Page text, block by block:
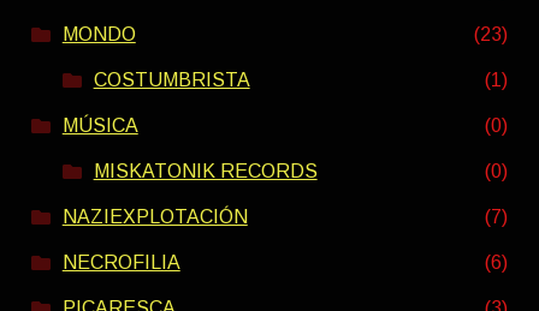
MONDO (23)
COSTUMBRISTA (1)
MÚSICA (0)
MISKATONIK RECORDS (0)
NAZIEXPLOTACIÓN (7)
NECROFILIA (6)